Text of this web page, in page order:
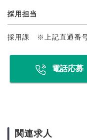
採用担当
採用課 ※上記直通番
電話応募
関連求人